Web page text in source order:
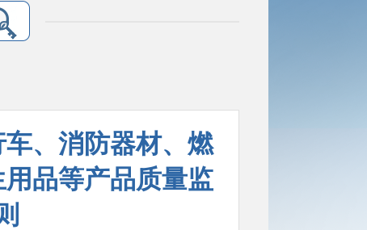
、消防器材、燃
品等产品质量监